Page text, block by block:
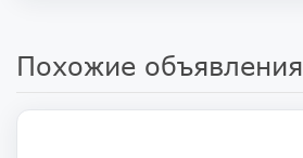
Похожие объявления